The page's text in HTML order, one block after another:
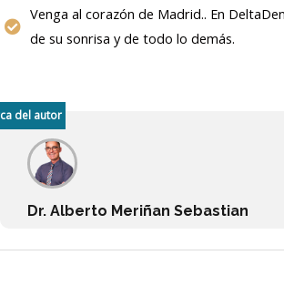
Venga al corazón de Madrid.. En
de su sonrisa y de todo lo demás.
del autor
Dr. Alberto Meriñan Sebastian